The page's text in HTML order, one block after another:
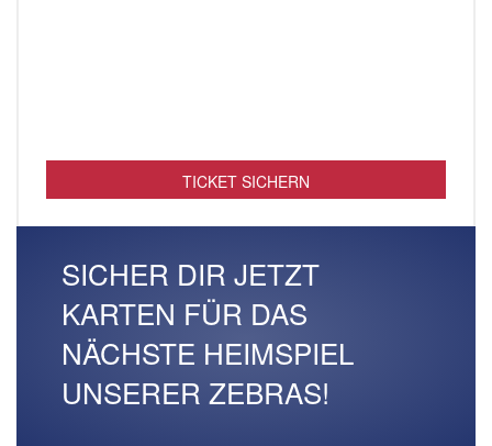
TICKET SICHERN
SICHER DIR JETZT
KARTEN FÜR DAS
NÄCHSTE HEIMSPIEL
UNSERER ZEBRAS!